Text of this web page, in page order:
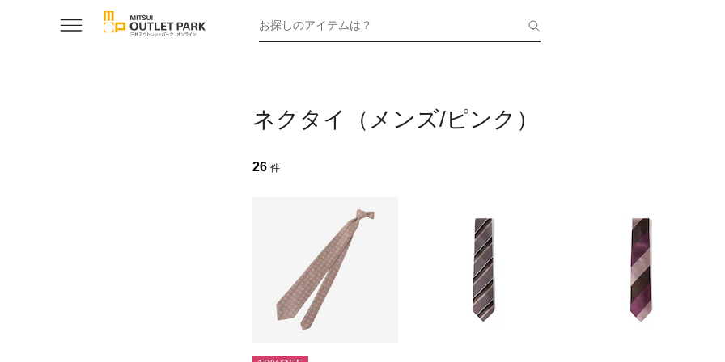
お探しのアイテムは？
ネクタイ（メンズ/ピンク）
26 件